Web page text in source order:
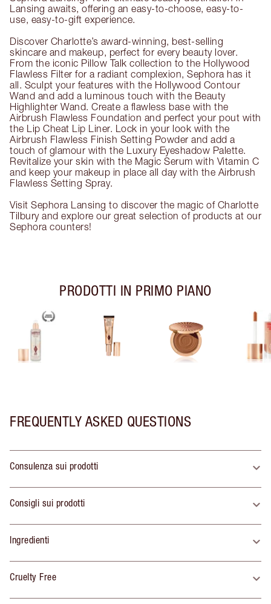
Lansing awaits, offering an easy-to-choose, easy-to-
use, easy-to-gift experience.
Discover Charlotte’s award-winning, best-selling
skincare and makeup, perfect for every beauty lover.
From the iconic Pillow Talk collection to the Hollywood
Flawless Filter for a radiant complexion, Sephora has it
all. Sculpt your features with the Hollywood Contour
Wand and add a luminous touch with the Beauty
Highlighter Wand. Create a flawless base with the
Airbrush Flawless Foundation and perfect your pout with
the Lip Cheat Lip Liner. Lock in your look with the
Airbrush Flawless Finish Setting Powder and add a
touch of glamour with the Luxury Eyeshadow Palette.
Revitalize your skin with the Magic Serum with Vitamin C
and keep your makeup in place all day with the Airbrush
Flawless Setting Spray.
Visit Sephora Lansing to discover the magic of Charlotte
Tilbury and explore our great selection of products at our
Sephora counters!
PRODOTTI IN PRIMO PIANO
FREQUENTLY ASKED QUESTIONS
Consulenza sui prodotti
Consigli sui prodotti
Ingredienti
Cruelty Free